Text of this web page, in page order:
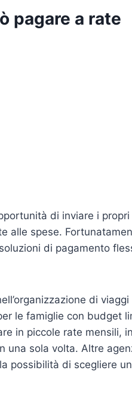
pagare a rate
di inviare i propri
alle spese.
di pagamento
di viaggi
le famiglie con budget
in piccole rate mensili,
una sola volta. Altre
possibilità di scegliere